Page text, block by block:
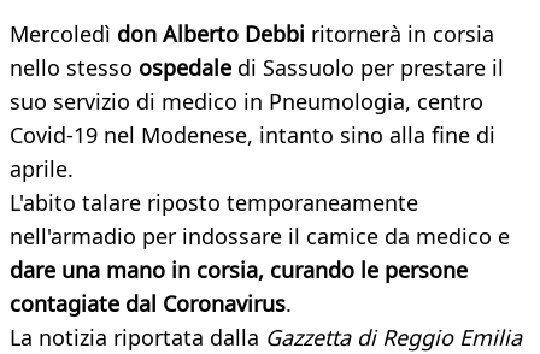
Mercoledì don Alberto Debbi ritornerà in corsia
nello stesso ospedale di Sassuolo per prestare il
suo servizio di medico in Pneumologia, centro
Covid-19 nel Modenese, intanto sino alla fine di
aprile.
L'abito talare riposto temporaneamente
nell'armadio per indossare il camice da medico e
dare una mano in corsia, curando le persone
contagiate dal Coronavirus.
La notizia riportata dalla Gazzetta di Reggio Emilia